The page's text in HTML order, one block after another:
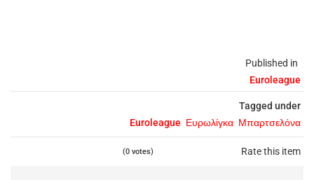
Published in
Euroleague
Tagged under
Euroleague Ευρωλίγκα Μπαρτσελόνα
Rate this item
(0 votes)